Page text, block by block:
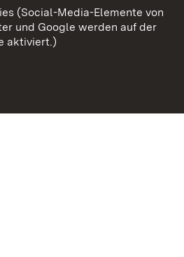
Cookies
(Social-Media-Elemente von
und Google werden auf der
aktiviert.)